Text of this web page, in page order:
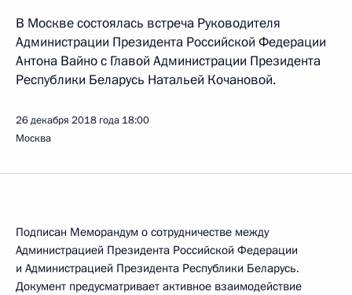
В Москве состоялась встреча Руководителя
Администрации Президента Российской Федерации
Антона Вайно с Главой Администрации Президента
Республики Беларусь Натальей Кочановой.
26 декабря 2018 года 18:00
Москва
Подписан Меморандум о сотрудничестве между
Администрацией Президента Российской Федерации
и Администрацией Президента Республики Беларусь.
Документ предусматривает активное взаимодействие